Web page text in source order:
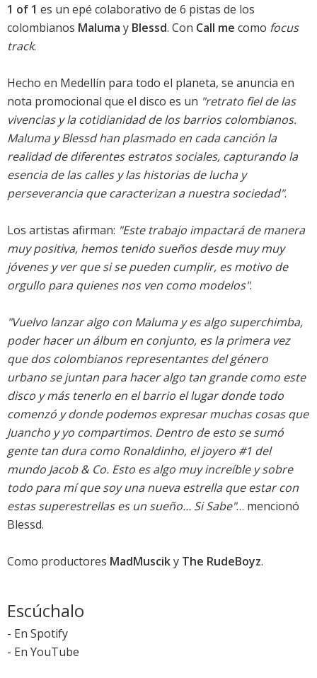
1 of 1 es un epé colaborativo de 6 pistas de los
colombianos Maluma y Blessd. Con Call me como focus
track.
Hecho en Medellín para todo el planeta, se anuncia en
nota promocional que el disco es un "retrato fiel de las
vivencias y la cotidianidad de los barrios colombianos.
Maluma y Blessd han plasmado en cada canción la
realidad de diferentes estratos sociales, capturando la
esencia de las calles y las historias de lucha y
perseverancia que caracterizan a nuestra sociedad".
Los artistas afirman: "Este trabajo impactará de manera
muy positiva, hemos tenido sueños desde muy muy
jóvenes y ver que si se pueden cumplir, es motivo de
orgullo para quienes nos ven como modelos".
"Vuelvo lanzar algo con Maluma y es algo superchimba,
poder hacer un álbum en conjunto, es la primera vez
que dos colombianos representantes del género
urbano se juntan para hacer algo tan grande como este
disco y más tenerlo en el barrio el lugar donde todo
comenzó y donde podemos expresar muchas cosas que
Juancho y yo compartimos. Dentro de esto se sumó
gente tan dura como Ronaldinho, el joyero #1 del
mundo Jacob & Co. Esto es algo muy increíble y sobre
todo para mí que soy una nueva estrella que estar con
estas superestrellas es un sueño… Si Sabe"… mencionó
Blessd.
Como productores MadMusciky The RudeBoyz.
Escúchalo
- En Spotify
- En YouTube